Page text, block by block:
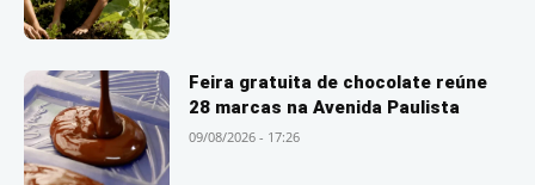
Feira gratuita de chocolate reúne
28 marcas na Avenida Paulista
09/08/2026 - 17:26